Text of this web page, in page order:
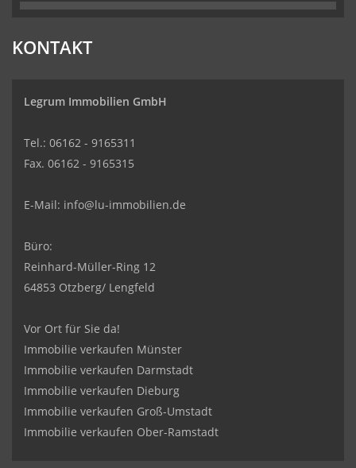
KONTAKT
Legrum Immobilien GmbH
Tel.: 06162 - 9165311
Fax. 06162 - 9165315
E-Mail: info@lu-immobilien.de
Büro:
Reinhard-Müller-Ring 12
64853 Otzberg/ Lengfeld
Vor Ort für Sie da!
Immobilie verkaufen Münster
Immobilie verkaufen Darmstadt
Immobilie verkaufen Dieburg
Immobilie verkaufen Groß-Umstadt
Immobilie verkaufen Ober-Ramstadt